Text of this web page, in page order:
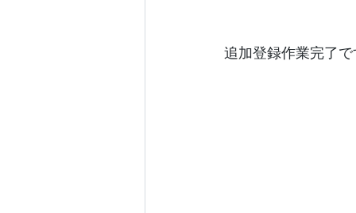
追加登録作業完了